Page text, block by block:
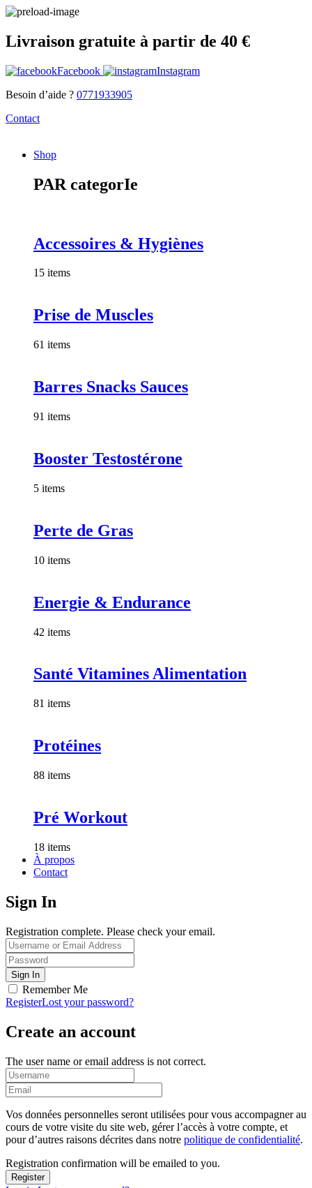
Livraison gratuite à partir de 40 €
Facebook
Instagram
Besoin d’aide ? 0771933905
Contact
Shop
PAR categorIe
Accessoires & Hygiènes
15 items
Prise de Muscles
61 items
Barres Snacks Sauces
91 items
Booster Testostérone
5 items
Perte de Gras
10 items
Energie & Endurance
42 items
Santé Vitamines Alimentation
81 items
Protéines
88 items
Pré Workout
18 items
À propos
Contact
Sign In
Registration complete. Please check your email.
Remember Me
RegisterLost your password?
Create an account
The user name or email address is not correct.
Vos données personnelles seront utilisées pour vous accompagner au
cours de votre visite du site web, gérer l’accès à votre compte, et
pour d’autres raisons décrites dans notre politique de confidentialité.
Registration confirmation will be emailed to you.